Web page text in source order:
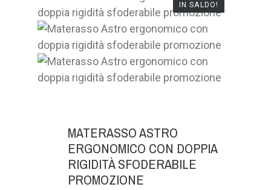
IN SALDO!
MATERASSO ASTRO
ERGONOMICO CON DOPPIA
RIGIDITÀ SFODERABILE
PROMOZIONE